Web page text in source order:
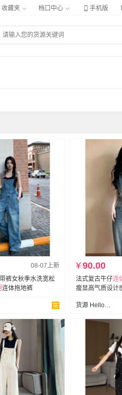
收藏夹 档口中心  手机版
08-07上新
裤女秋季水洗宽松
连体拖地裤
¥90.00
法式复古牛仔连
瘦显高气质设计
货源 Hello！Hi大码女装